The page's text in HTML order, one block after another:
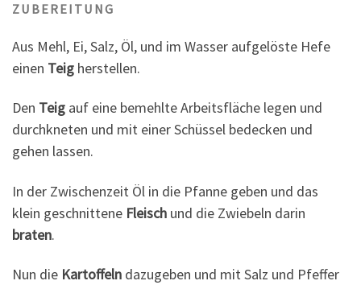
ZUBEREITUNG
Aus Mehl, Ei, Salz, Öl, und im Wasser aufgelöste Hefe
einen Teig herstellen.
Den Teig auf eine bemehlte Arbeitsfläche legen und
durchkneten und mit einer Schüssel bedecken und
gehen lassen.
In der Zwischenzeit Öl in die Pfanne geben und das
klein geschnittene Fleisch und die Zwiebeln darin
braten.
Nun die Kartoffeln dazugeben und mit Salz und Pfeffer